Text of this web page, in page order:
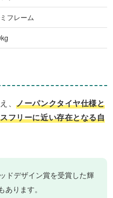
フレーム
、ノーパンクタイヤ仕様と
フリーに近い存在となる自
ドデザイン賞を受賞した輝
あります。